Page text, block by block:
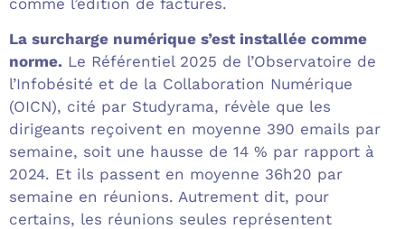
La surcharge numérique s’est installée comme
norme. Le Référentiel 2025 de l’Observatoire de
l’Infobésité et de la Collaboration Numérique
(OICN), cité par Studyrama, révèle que les
dirigeants reçoivent en moyenne 390 emails par
semaine, soit une hausse de 14 % par rapport à
2024. Et ils passent en moyenne 36h20 par
semaine en réunions. Autrement dit, pour
certains, les réunions seules représentent